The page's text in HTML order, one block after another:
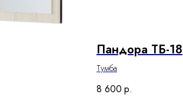
Пандора ТБ-18
Тумба
8 600 р.